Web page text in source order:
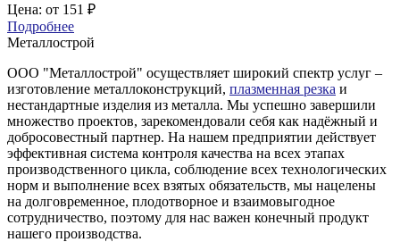
Цена: от 151 ₽
Подробнее
Металлострой
ООО "Металлострой" осуществляет широкий спектр услуг –
изготовление металлоконструкций, плазменная резка и
нестандартные изделия из металла. Мы успешно завершили
множество проектов, зарекомендовали себя как надёжный и
добросовестный партнер. На нашем предприятии действует
эффективная система контроля качества на всех этапах
производственного цикла, соблюдение всех технологических
норм и выполнение всех взятых обязательств, мы нацелены
на долговременное, плодотворное и взаимовыгодное
сотрудничество, поэтому для нас важен конечный продукт
нашего производства.